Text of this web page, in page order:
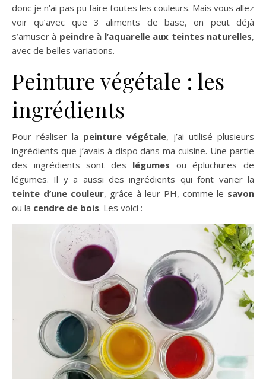
donc je n’ai pas pu faire toutes les couleurs. Mais vous allez
voir qu’avec que 3 aliments de base, on peut déjà
s’amuser à peindre à l’aquarelle aux teintes naturelles,
avec de belles variations.
Peinture végétale : les
ingrédients
Pour réaliser la peinture végétale, j’ai utilisé plusieurs
ingrédients que j’avais à dispo dans ma cuisine. Une partie
des ingrédients sont des légumes ou épluchures de
légumes. Il y a aussi des ingrédients qui font varier la
teinte d’une couleur, grâce à leur PH, comme le savon
ou la cendre de bois. Les voici :